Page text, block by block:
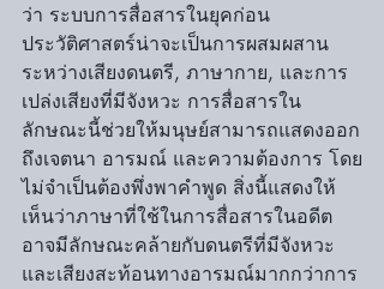
ว่า ระบบการสื่อสารในยุคก่อน
ประวัติศาสตร์น่าจะเป็นการผสมผสาน
ระหว่างเสียงดนตรี, ภาษากาย, และการ
เปล่งเสียงที่มีจังหวะ การสื่อสารใน
ลักษณะนี้ช่วยให้มนุษย์สามารถแสดงออก
ถึงเจตนา อารมณ์ และความต้องการ โดย
ไม่จำเป็นต้องพึ่งพาคำพูด สิ่งนี้แสดงให้
เห็นว่าภาษาที่ใช้ในการสื่อสารในอดีต
อาจมีลักษณะคล้ายกับดนตรีที่มีจังหวะ
และเสียงสะท้อนทางอารมณ์มากกว่าการ